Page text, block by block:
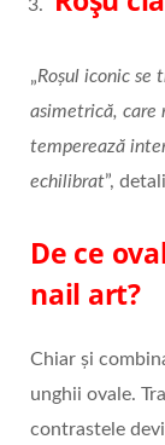
„Roșul iconic se
asimetrică, care
temperează
echilibrat”,
De ce
nail art?
Chiar și
unghii ovale.
contrastele